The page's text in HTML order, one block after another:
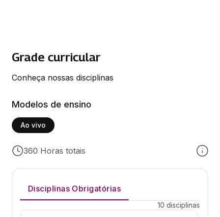
Grade curricular
Conheça nossas disciplinas
Modelos de ensino
Ao vivo
360 Horas totais
Disciplinas Obrigatórias
10 disciplinas